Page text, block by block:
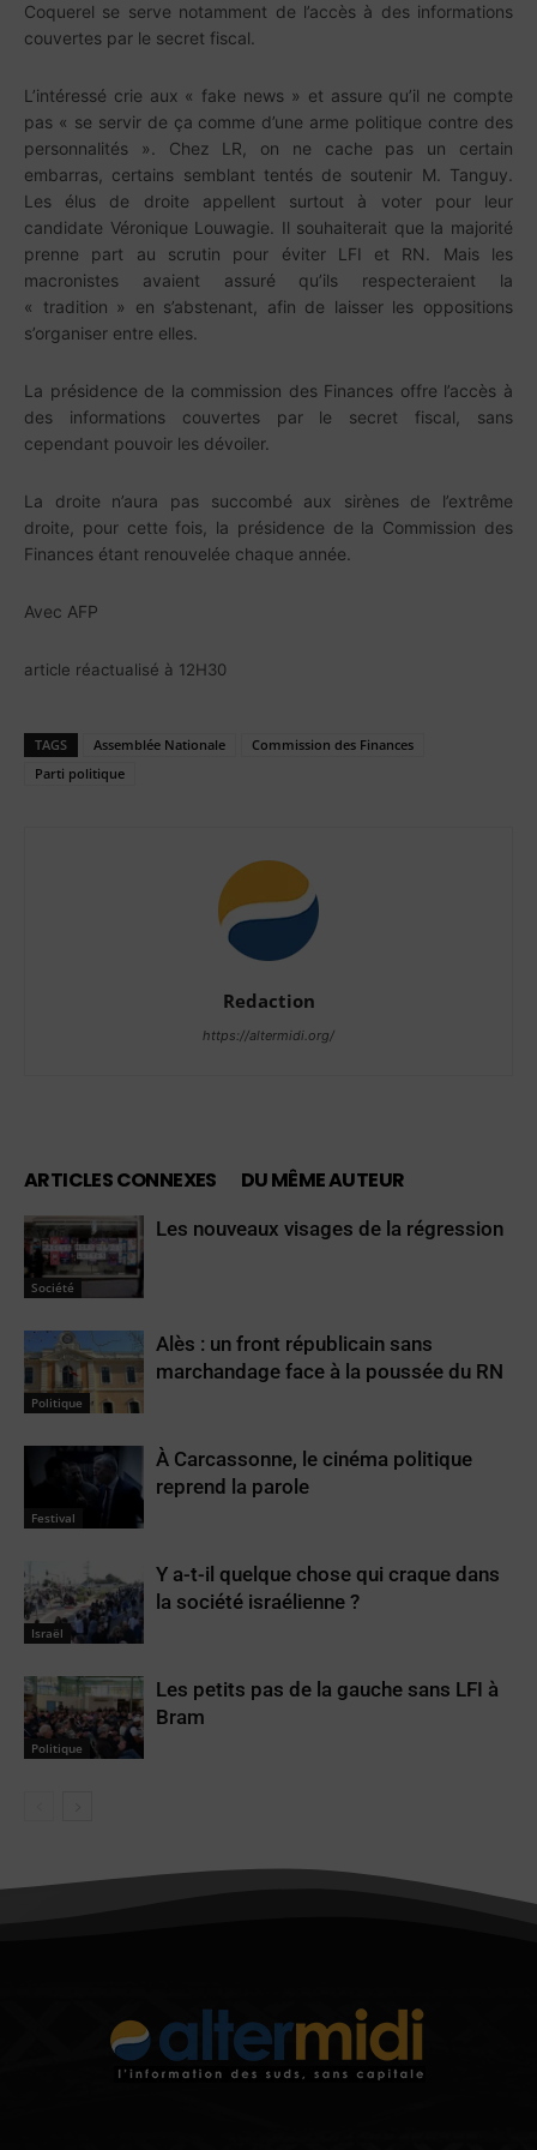
Coquerel se serve notamment de l’accès à des informations
couvertes par le secret fiscal.
L’intéressé crie aux « fake news » et assure qu’il ne compte
pas « se servir de ça comme d’une arme politique contre des
personnalités ». Chez LR, on ne cache pas un certain
embarras, certains semblant tentés de soutenir M. Tanguy.
Les élus de droite appellent surtout à voter pour leur
candidate Véronique Louwagie. Il souhaiterait que la majorité
prenne part au scrutin pour éviter LFI et RN. Mais les
macronistes avaient assuré qu’ils respecteraient la
« tradition » en s’abstenant, afin de laisser les oppositions
s’organiser entre elles.
La présidence de la commission des Finances offre l’accès à
des informations couvertes par le secret fiscal, sans
cependant pouvoir les dévoiler.
La droite n’aura pas succombé aux sirènes de l’extrême
droite, pour cette fois, la présidence de la Commission des
Finances étant renouvelée chaque année.
Avec AFP
article réactualisé à 12H30
TAGS Assemblée Nationale
Commission des Finances
Parti politique
Redaction
https://altermidi.org/
ARTICLES CONNEXES DU MÊME AUTEUR
Société
Les nouveaux visages de la régression
Politique
Alès : un front républicain sans
marchandage face à la poussée du RN
Festival
À Carcassonne, le cinéma politique
reprend la parole
Israël
Y a-t-il quelque chose qui craque dans
la société israélienne ?
Politique
Les petits pas de la gauche sans LFI à
Bram